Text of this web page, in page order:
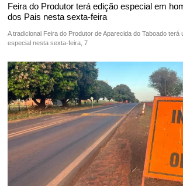
Feira do Produtor terá edição especial em
dos Pais nesta sexta-feira
A tradicional Feira do Produtor de Aparecida do Taboado terá
especial nesta sexta-feira, 7